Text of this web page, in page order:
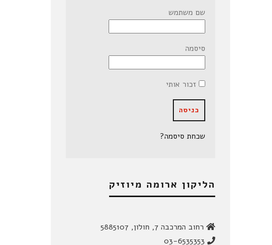
שם משתמש
סיסמה
זכור אותי
שכחת סיסמה?
הליקון ארומה מיוזיק
רחוב המרכבה 7, חולון, 5885107